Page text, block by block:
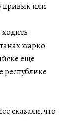
привык или
жарко
еще
республике
сказали, что